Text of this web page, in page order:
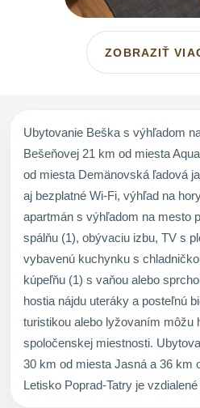
ZOBRAZIŤ
Ubytovanie Beška s výhľadom
Bešeňovej 21 km od miesta
od miesta Demänovská ľadová
aj bezplatné Wi-Fi, výhľad na
apartmán s výhľadom na mesto
spálňu (1), obývaciu izbu, TV s
vybavenú kuchynku s
kúpeľňu (1) s vaňou alebo
hostia nájdu uteráky a posteľnú
turistikou alebo lyžovaním môžu
spoločenskej miestnosti.
30 km od miesta Jasná a 36 km
Letisko Poprad-Tatry je